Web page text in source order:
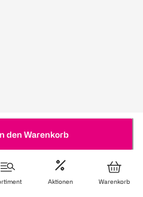
den Warenkorb
Aktionen Warenkorb